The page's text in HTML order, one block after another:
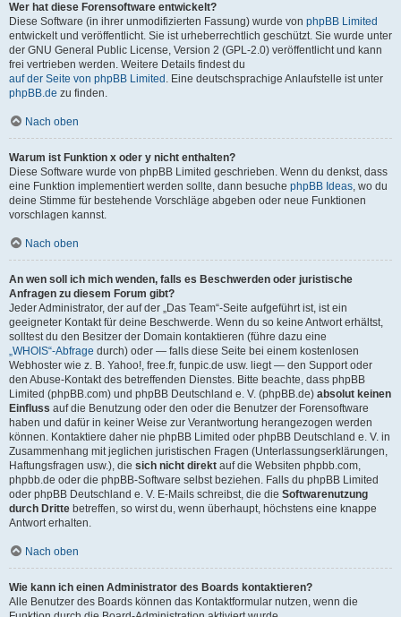
Wer hat diese Forensoftware entwickelt?
Diese Software (in ihrer unmodifizierten Fassung) wurde von phpBB Limited
entwickelt und veröffentlicht. Sie ist urheberrechtlich geschützt. Sie wurde unter
der GNU General Public License, Version 2 (GPL-2.0) veröffentlicht und kann
frei vertrieben werden. Weitere Details findest du
auf der Seite von phpBB Limited . Eine deutschsprachige Anlaufstelle ist unter
phpBB.de zu finden.
Nach oben
Warum ist Funktion x oder y nicht enthalten?
Diese Software wurde von phpBB Limited geschrieben. Wenn du denkst, dass
eine Funktion implementiert werden sollte, dann besuche phpBB Ideas, wo du
deine Stimme für bestehende Vorschläge abgeben oder neue Funktionen
vorschlagen kannst.
Nach oben
An wen soll ich mich wenden, falls es Beschwerden oder juristische
Anfragen zu diesem Forum gibt?
Jeder Administrator, der auf der „Das Team“-Seite aufgeführt ist, ist ein
geeigneter Kontakt für deine Beschwerde. Wenn du so keine Antwort erhältst,
solltest du den Besitzer der Domain kontaktieren (führe dazu eine
„WHOIS“-Abfrage durch) oder — falls diese Seite bei einem kostenlosen
Webhoster wie z. B. Yahoo!, free.fr, funpic.de usw. liegt — den Support oder
den Abuse-Kontakt des betreffenden Dienstes. Bitte beachte, dass phpBB
Limited (phpBB.com) und phpBB Deutschland e. V. (phpBB.de) absolut keinen
Einfluss auf die Benutzung oder den oder die Benutzer der Forensoftware
haben und dafür in keiner Weise zur Verantwortung herangezogen werden
können. Kontaktiere daher nie phpBB Limited oder phpBB Deutschland e. V. in
Zusammenhang mit jeglichen juristischen Fragen (Unterlassungserklärungen,
Haftungsfragen usw.), die sich nicht direkt auf die Websiten phpbb.com,
phpbb.de oder die phpBB-Software selbst beziehen. Falls du phpBB Limited
oder phpBB Deutschland e. V. E-Mails schreibst, die die Softwarenutzung
durch Dritte betreffen, so wirst du, wenn überhaupt, höchstens eine knappe
Antwort erhalten.
Nach oben
Wie kann ich einen Administrator des Boards kontaktieren?
Alle Benutzer des Boards können das Kontaktformular nutzen, wenn die